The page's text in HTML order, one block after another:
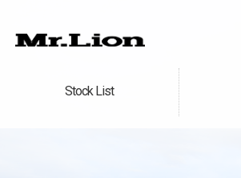
Stock List
在庫車情報